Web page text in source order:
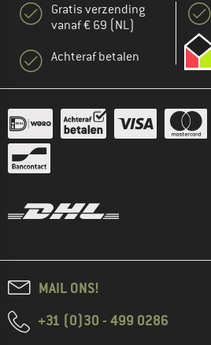
Gratis verzending
vanaf € 69 (NL)
Achteraf betalen
MAIL ONS!
+31 (0)30 - 499 0286